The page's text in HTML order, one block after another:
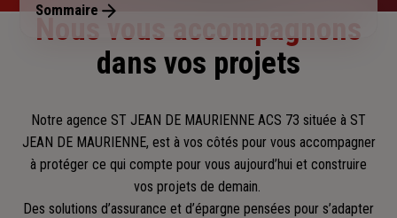
Sommaire
Nous vous accompagnons
dans vos projets
Notre agence ST JEAN DE MAURIENNE ACS 73 située à ST
JEAN DE MAURIENNE, est à vos côtés pour vous accompagner
à protéger ce qui compte pour vous aujourd’hui et construire
vos projets de demain.
Des solutions d’assurance et d’épargne pensées pour s’adapter